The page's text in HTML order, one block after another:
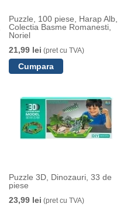
Puzzle, 100 piese, Harap Alb,
Colectia Basme Romanesti,
Noriel
21,99 lei (pret cu TVA)
Puzzle 3D, Dinozauri, 33 de
piese
23,99 lei (pret cu TVA)